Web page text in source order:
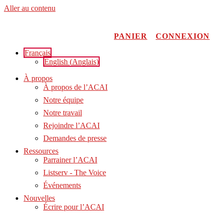
Aller au contenu
PANIER
CONNEXION
Français
English (Anglais)
À propos
À propos de l’ACAI
Notre équipe
Notre travail
Rejoindre l’ACAI
Demandes de presse
Ressources
Parrainer l’ACAI
Listserv - The Voice
Événements
Nouvelles
Écrire pour l’ACAI